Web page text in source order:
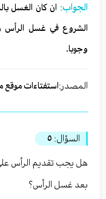
الجواب: ان كان الغسل
الشروع في غسل الرأس
وجوبا.
المصدر:استفتاءات
السؤال: ٥
هل يجب تقديم الرأس
بعد غسل الرأس؟